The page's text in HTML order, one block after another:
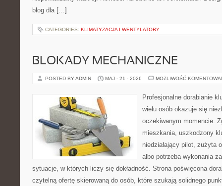
blog dla […]
CATEGORIES: KLIMATYZACJA I WENTYLATORY
BLOKADY MECHANICZNE
POSTED BY ADMIN MAJ - 21 - 2026 MOŻLIWOŚĆ
Profesjonalne dorabianie
wielu osób okazuje się
oczekiwanym momencie.
mieszkania, uszkodzony
niedziałający pilot, zużyta
albo potrzeba wykonania
sytuacje, w których liczy się dokładność. Strona poświęcona
czytelną ofertę skierowaną do osób, które szukają solidnego